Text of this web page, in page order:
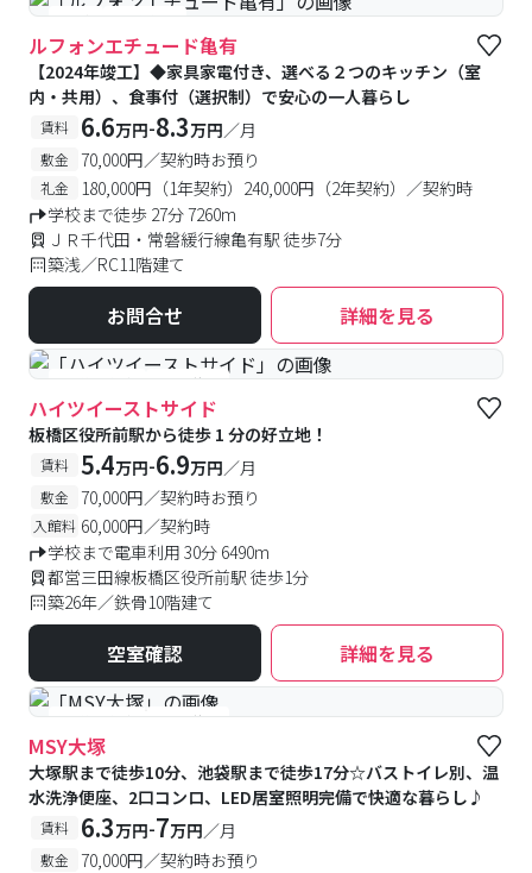
#築浅 #食事付き
ルフォンエチュード亀有
【2024年竣工】◆家具家電付き、選べる２つのキッチン（室
内・共用）、食事付（選択制）で安心の一人暮らし
賃料 6.6万円-8.3万円／月
敷金 70,000円／契約時お預り
礼金
180,000円（1年契約）240,000円（2年契約）／契約時
学校まで徒歩 27分 7260m
ＪＲ千代田・常磐緩行線亀有駅 徒歩7分
築浅／RC11階建て
お問合せ 詳細を見る
#予約受付中 #空室待ち
ハイツイーストサイド
板橋区役所前駅から徒歩 1 分の好立地！
賃料 5.4万円-6.9万円／月
敷金 70,000円／契約時お預り
入館料 60,000円／契約時
学校まで電車利用 30分 6490m
都営三田線板橋区役所前駅 徒歩1分
築26年／鉄骨10階建て
空室確認 詳細を見る
#予約受付中 #空室待ち
MSY大塚
大塚駅まで徒歩10分、池袋駅まで徒歩17分☆バストイレ別、温
水洗浄便座、2口コンロ、LED居室照明完備で快適な暮らし♪
賃料 6.3万円-7万円／月
敷金 70,000円／契約時お預り